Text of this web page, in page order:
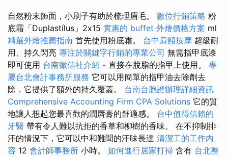
自然粉末飾面，小刷子有助於梳理眉毛。 數位行銷策略 粉
底霜「Duplastílus」2x15 實惠的 buffet 外燴價格方案 ml
精選外燴推薦指南 首先使用粉底霜。 台中肩頸按摩 超級耐
用、持久閃亮 專注於關鍵字行銷的專業公司 無需指甲底漆
即可使用 台南徵信社介紹 - 直接在脫脂的指甲上使用。 專
屬台北會計事務所服務 它可以用簡單的指甲油去除劑去
除，它提供了額外的持久覆蓋。 台南台胞證辦理詳細資訊
Comprehensive Accounting Firm CPA Solutions 它的質
地讓人想起您最喜歡的潤唇膏的舒適感。 台中值得信賴的
牙醫 帶有令人難以抗拒的香草和柳樹的香味。 在不抑制排
汗的情況下，它可以中和難聞的汗味長達 清潔工的工作內
容 12 會計師事務所 小時。 如何進行居家打掃 含有 台北整